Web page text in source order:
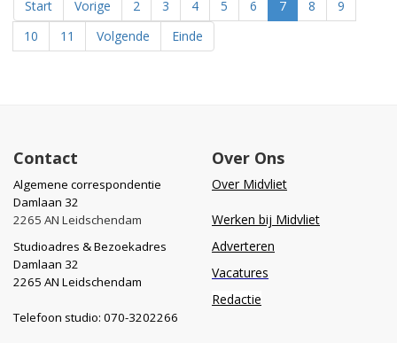
Start Vorige 2 3 4 5 6 7 8
9
10
11 Volgende Einde
Contact
Algemene correspondentie
Damlaan 32
2265 AN Leidschendam
Studioadres & Bezoekadres
Damlaan 32
2265 AN Leidschendam
Telefoon studio: 070-3202266
Over Ons
Over Midvliet
Werken bij Midvliet
Adverteren
Vacatures
Redactie